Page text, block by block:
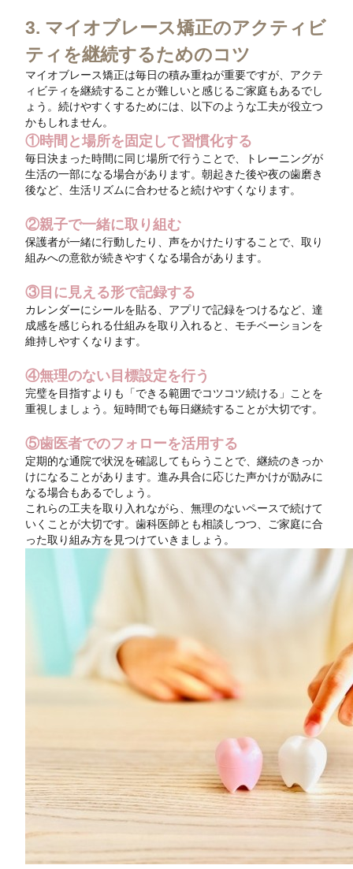
3. マイオブレース矯正のアクティビ
ティを継続するためのコツ
マイオブレース矯正は毎日の積み重ねが重要ですが、アクテ
ィビティを継続することが難しいと感じるご家庭もあるでし
ょう。続けやすくするためには、以下のような工夫が役立つ
かもしれません。
①時間と場所を固定して習慣化する
毎日決まった時間に同じ場所で行うことで、トレーニングが
生活の一部になる場合があります。朝起きた後や夜の歯磨き
後など、生活リズムに合わせると続けやすくなります。
②親子で一緒に取り組む
保護者が一緒に行動したり、声をかけたりすることで、取り
組みへの意欲が続きやすくなる場合があります。
③目に見える形で記録する
カレンダーにシールを貼る、アプリで記録をつけるなど、達
成感を感じられる仕組みを取り入れると、モチベーションを
維持しやすくなります。
④無理のない目標設定を行う
完璧を目指すよりも「できる範囲でコツコツ続ける」ことを
重視しましょう。短時間でも毎日継続することが大切です。
⑤歯医者でのフォローを活用する
定期的な通院で状況を確認してもらうことで、継続のきっか
けになることがあります。進み具合に応じた声かけが励みに
なる場合もあるでしょう。
これらの工夫を取り入れながら、無理のないペースで続けて
いくことが大切です。歯科医師とも相談しつつ、ご家庭に合
った取り組み方を見つけていきましょう。